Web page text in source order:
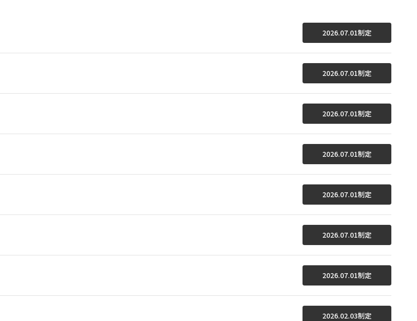
2026.07.01制定
2026.07.01制定
2026.07.01制定
2026.07.01制定
2026.07.01制定
2026.07.01制定
2026.07.01制定
2026.02.03制定